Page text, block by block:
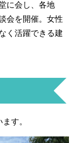
に会し、各地
会を開催。女性
く活躍できる建
す。